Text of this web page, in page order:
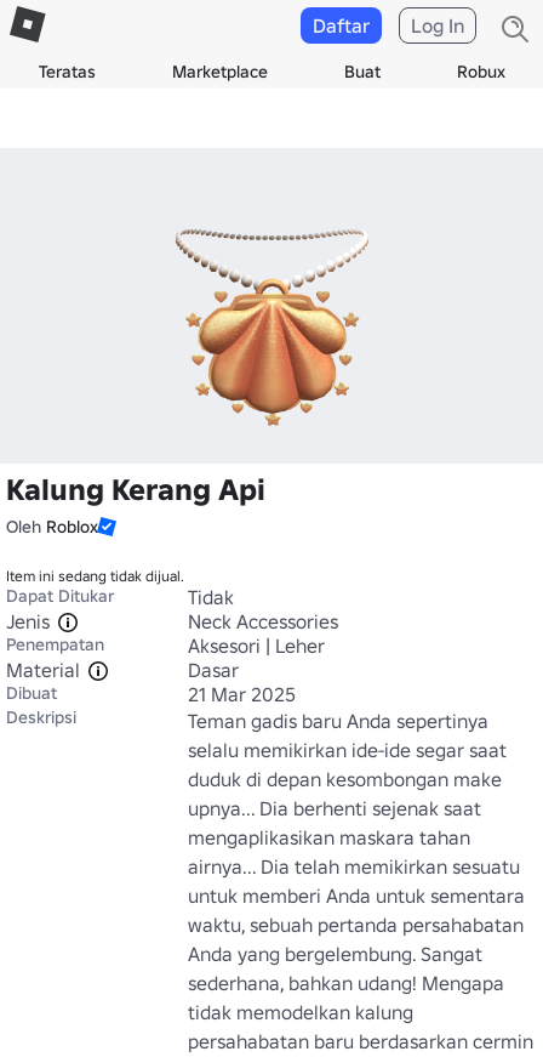
Teratas Marketplace Buat Robux
Daftar Log In
Kalung Kerang Api
Oleh Roblox
Item ini sedang tidak dijual.
Dapat Ditukar
Tidak
Jenis
Neck Accessories
Penempatan
Aksesori | Leher
Material
Dasar
Dibuat 21 Mar 2025
Deskripsi
Teman gadis baru Anda sepertinya
selalu memikirkan ide-ide segar saat
duduk di depan kesombongan make
upnya... Dia berhenti sejenak saat
mengaplikasikan maskara tahan
airnya... Dia telah memikirkan sesuatu
untuk memberi Anda untuk sementara
waktu, sebuah pertanda persahabatan
Anda yang bergelembung. Sangat
sederhana, bahkan udang! Mengapa
tidak memodelkan kalung
persahabatan baru berdasarkan cermin